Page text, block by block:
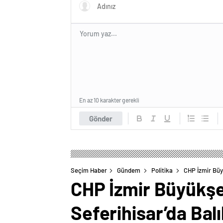
Gönder
En az 10 karakter gerekli
Seçim Haber Gündem Politika CHP İzmir
CHP İzmir
Seferihisar’da